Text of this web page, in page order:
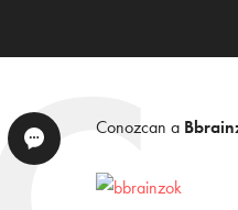
Conozcan a